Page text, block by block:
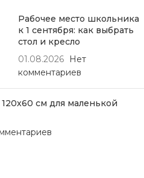
Рабочее место школьника
к 1 сентября: как выбрать
стол и кресло
01.08.2026
Нет
комментариев
см для маленькой